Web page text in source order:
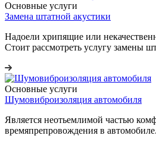
Основные услуги
Замена штатной акустики
Надоели хрипящие или
Стоит рассмотреть услугу замены
Основные услуги
Шумовиброизоляция автомобиля
Является неотьемлимой частью
времяпрепровождения в автомобиле.